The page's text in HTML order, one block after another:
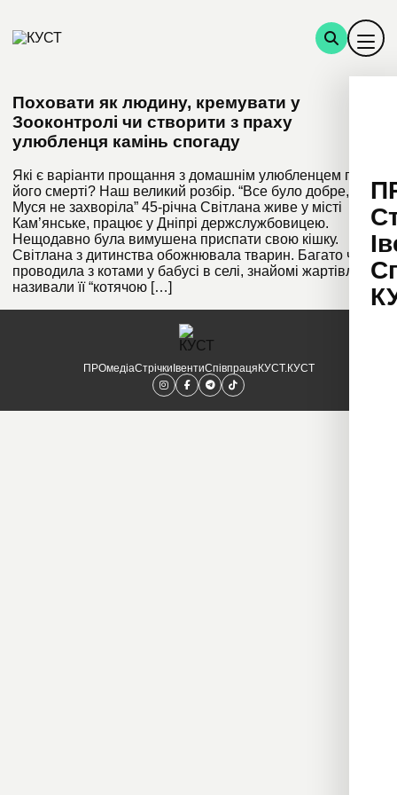
Поховати як людину, кремувати у
Зооконтролі чи створити з праху
улюбленця камінь спогаду
Які є варіанти прощання з домашнім улюбленцем після
його смерті? Наш великий розбір. “Все було добре, поки
Муся не захворіла” 45-річна Світлана живе у місті
Кам’янське, працює у Дніпрі держслужбовицею.
Нещодавно була вимушена приспати свою кішку.
Світлана з дитинства обожнювала тварин. Багато часу
проводила з котами у бабусі в селі, знайомі жартівливо
називали її “котячою […]
ПРОмедіаСтрічки ІвентиСпівпраця КУСТ.КУСТ